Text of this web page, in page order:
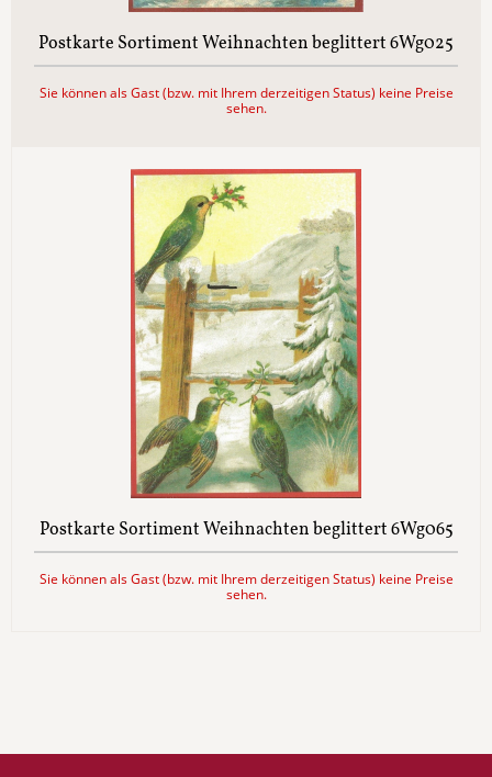
Postkarte Sortiment Weihnachten beglittert 6Wg025
Sie können als Gast (bzw. mit Ihrem derzeitigen Status) keine Preise
sehen.
Postkarte Sortiment Weihnachten beglittert 6Wg065
Sie können als Gast (bzw. mit Ihrem derzeitigen Status) keine Preise
sehen.